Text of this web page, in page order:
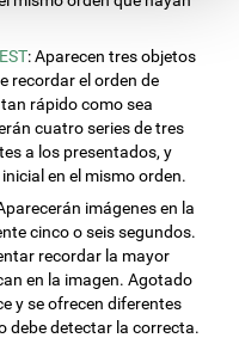
: Aparecen tres objetos
recordar el orden de
rápido como sea
cuatro series de tres
a los presentados, y
en el mismo orden.
imágenes en la
cinco o seis segundos.
recordar la mayor
en la imagen. Agotado
y se ofrecen diferentes
debe detectar la correcta.